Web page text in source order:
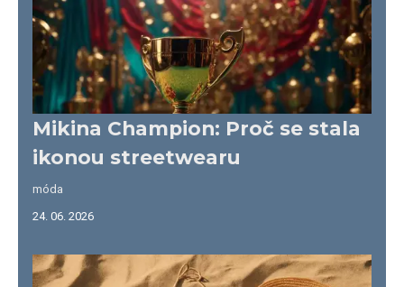
Mikina Champion: Proč se stala
ikonou streetwearu
móda
24. 06. 2026